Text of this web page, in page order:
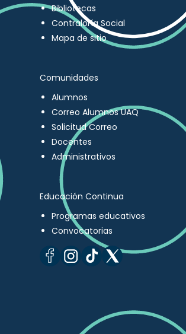
Bibliotecas
Contraloría Social
Mapa de sitio
Comunidades
Alumnos
Correo Alumnos UAQ
Solicitud Correo
Docentes
Administrativos
Educación Continua
Programas educativos
Convocatorias